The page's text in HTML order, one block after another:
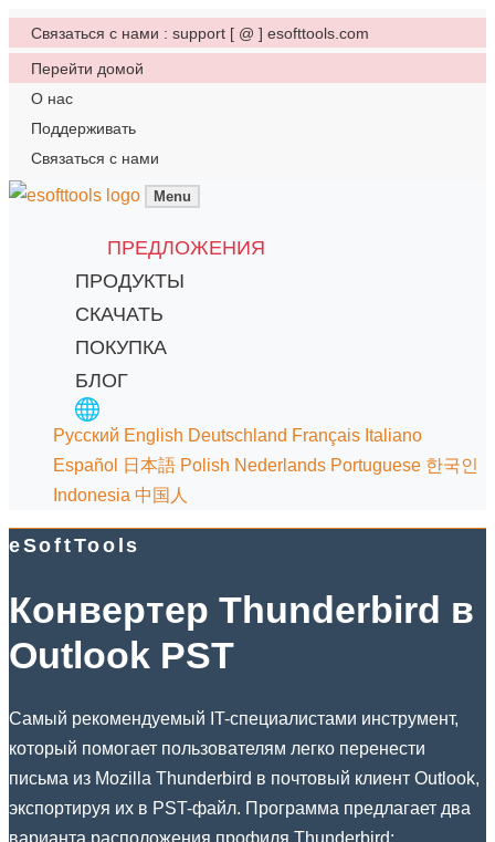
Связаться с нами : support [ @ ] esofttools.com
Перейти домой
О нас
Поддерживать
Связаться с нами
Menu
ПРЕДЛОЖЕНИЯ
ПРОДУКТЫ
СКАЧАТЬ
ПОКУПКА
БЛОГ
Русский English Deutschland Français Italiano
Español
日本語 Polish Nederlands Portuguese 한국인
Indonesia 中国人
eSoftTools
Конвертер Thunderbird в
Outlook PST
Самый рекомендуемый IT-специалистами инструмент,
который помогает пользователям легко перенести
письма из Mozilla Thunderbird в почтовый клиент Outlook,
экспортируя их в PST-файл. Программа предлагает два
варианта расположения профиля Thunderbird: